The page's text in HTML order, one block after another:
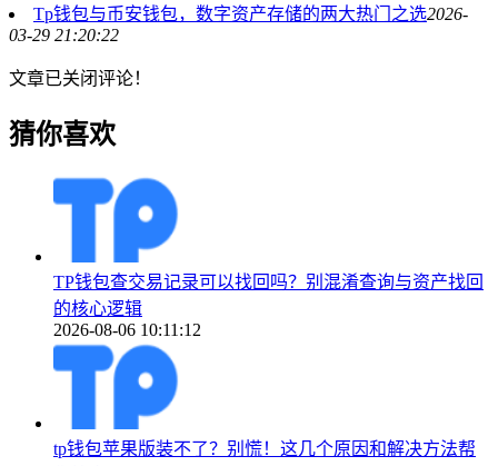
Tp钱包与币安钱包，数字资产存储的两大热门之选2026-
03-29 21:20:22
文章已关闭评论！
猜你喜欢
TP钱包查交易记录可以找回吗？别混淆查询与资产找回
的核心逻辑
2026-08-06 10:11:12
tp钱包苹果版装不了？别慌！这几个原因和解决方法帮